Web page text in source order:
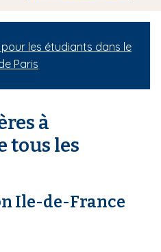
les étudiants dans le
Paris
à
tous les
Ile-de-France